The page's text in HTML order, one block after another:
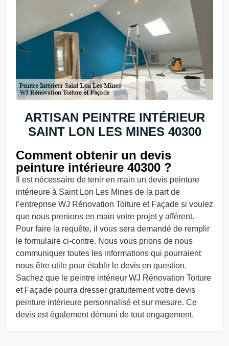
ARTISAN PEINTRE INTÉRIEUR
SAINT LON LES MINES 40300
Comment obtenir un devis
peinture intérieure 40300 ?
Il est nécessaire de tenir en main un devis peinture
intérieure à Saint Lon Les Mines de la part de
l’entreprise WJ Rénovation Toiture et Façade si voulez
que nous prenions en main votre projet y afférent.
Pour faire la requête, il vous sera demandé de remplir
le formulaire ci-contre. Nous vous prions de nous
communiquer toutes les informations qui pourraient
nous être utile pour établir le devis en question.
Sachez que le peintre intérieur WJ Rénovation Toiture
et Façade pourra dresser gratuitement votre devis
peinture intérieure personnalisé et sur mesure. Ce
devis est également démuni de tout engagement.